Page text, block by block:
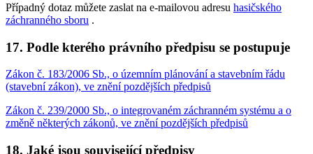
Případný dotaz můžete zaslat na e-mailovou adresu hasičského
záchranného sboru .
17. Podle kterého právního předpisu se postupuje
Zákon č. 183/2006 Sb., o územním plánování a stavebním řádu
(stavební zákon), ve znění pozdějších předpisů
Zákon č. 239/2000 Sb., o integrovaném záchranném systému a o
změně některých zákonů, ve znění pozdějších předpisů
18. Jaké jsou související předpisy